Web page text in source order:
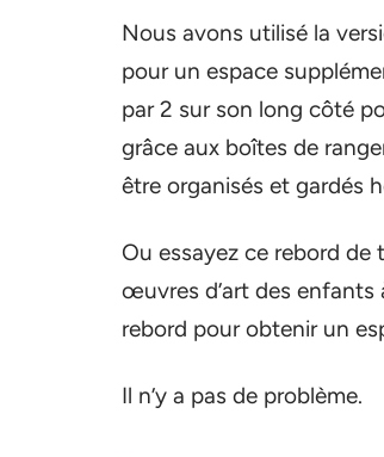
Nous avons utilisé la
pour un espace
par 2 sur son long côté
grâce aux boîtes de
être organisés et gardés
Ou essayez ce rebord
œuvres d’art des enfants
rebord pour obtenir un
Il n’y a pas de problème.